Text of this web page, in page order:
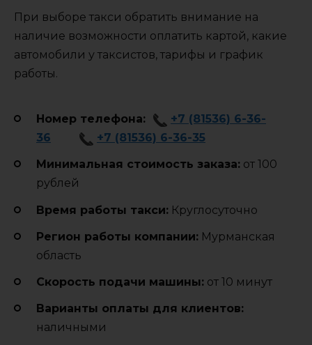
При выборе такси обратить внимание на
наличие возможности оплатить картой, какие
автомобили у таксистов, тарифы и график
работы.
Номер телефона:
+7 (81536) 6-36-
36
+7 (81536) 6-36-35
Минимальная стоимость заказа: от 100
рублей
Время работы такси: Круглосуточно
Регион работы компании: Мурманская
область
Cкорость подачи машины: от 10 минут
Варианты оплаты для клиентов:
наличными